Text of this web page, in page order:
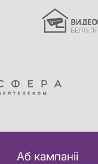
Аб кампаніі